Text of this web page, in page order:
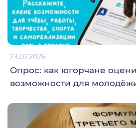
23.07.2026
Опрос: как югорчане
возможности для